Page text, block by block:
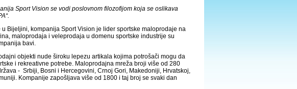
Sport Vision se vodi poslovnom filozofijom koja se oslikava
Bijeljini, kompanija Sport Vision je lider sportske maloprodaje na
maloprodaja i veleprodaja u domenu sportske industrije su
bavi.
objekti nude široku lepezu artikala kojima potrošači mogu da
i rekreativne potrebe. Maloprodajna mreža broji više od 280
- Srbiji, Bosni i Hercegovini, Crnoj Gori, Makedoniji, Hrvatskoj,
Kompanije zapošljava više od 1800 i taj broj se svaki dan